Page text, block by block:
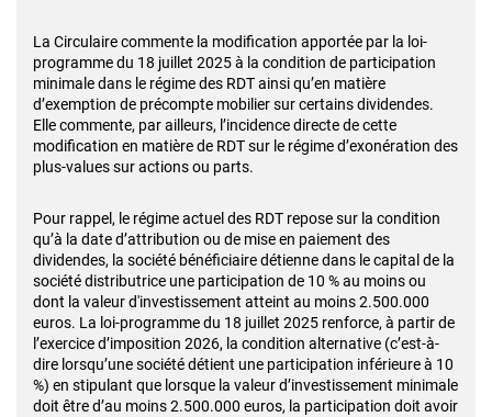
La Circulaire commente la modification apportée par la loi-
programme du 18 juillet 2025 à la condition de participation
minimale dans le régime des RDT ainsi qu’en matière
d’exemption de précompte mobilier sur certains dividendes.
Elle commente, par ailleurs, l’incidence directe de cette
modification en matière de RDT sur le régime d’exonération des
plus-values sur actions ou parts.
Pour rappel, le régime actuel des RDT repose sur la condition
qu’à la date d’attribution ou de mise en paiement des
dividendes, la société bénéficiaire détienne dans le capital de la
société distributrice une participation de 10 % au moins ou
dont la valeur d'investissement atteint au moins 2.500.000
euros. La loi-programme du 18 juillet 2025 renforce, à partir de
l’exercice d’imposition 2026, la condition alternative (c’est-à-
dire lorsqu’une société détient une participation inférieure à 10
%) en stipulant que lorsque la valeur d’investissement minimale
doit être d’au moins 2.500.000 euros, la participation doit avoir